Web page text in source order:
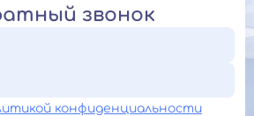
звонок
конфиденциальности